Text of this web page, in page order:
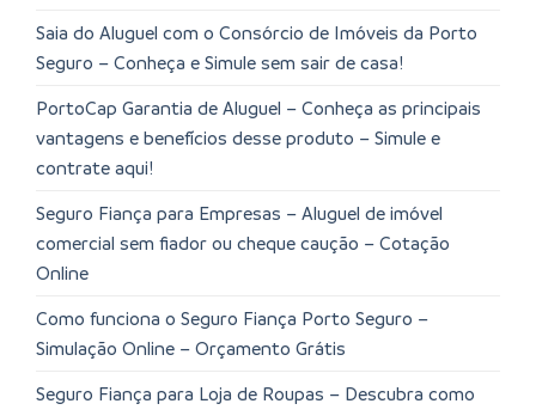
Saia do Aluguel com o Consórcio de Imóveis da Porto
Seguro – Conheça e Simule sem sair de casa!
PortoCap Garantia de Aluguel – Conheça as principais
vantagens e benefícios desse produto – Simule e
contrate aqui!
Seguro Fiança para Empresas – Aluguel de imóvel
comercial sem fiador ou cheque caução – Cotação
Online
Como funciona o Seguro Fiança Porto Seguro –
Simulação Online – Orçamento Grátis
Seguro Fiança para Loja de Roupas – Descubra como